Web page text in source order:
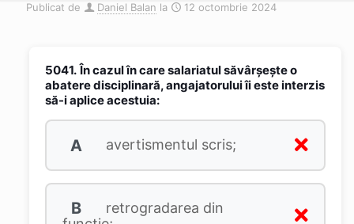
Publicat de Daniel Balan la 12 octombrie 2024
5041. În cazul în care salariatul săvârşeşte o
abatere disciplinară, angajatorului îi este interzis
să-i aplice acestuia:
A avertismentul scris;
B
retrogradarea din